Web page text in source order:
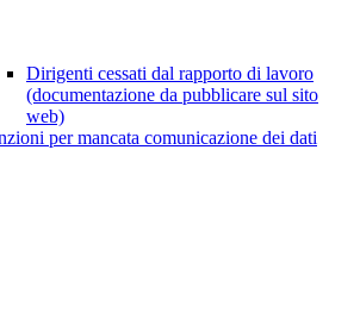
Dirigenti cessati dal rapporto di lavoro
(documentazione da pubblicare sul sito
web)
per mancata comunicazione dei dati